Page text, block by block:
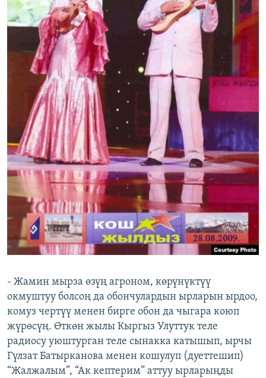
- Жамин мырза өзүң агроном, көрүнүктүү
окмуштуу болсоң да обончулардын ырларын ырдоо,
комуз чертүү менен бирге обон да чыгара коюп
жүрөсүң. Өткөн жылы Кыргыз Улуттук теле
радиосу уюштурган теле сынакка катышып, ырчы
Гүлзат Батырканова менен кошулуп (дуеттешип)
“Жалжалым”, “Ак кептерим” аттуу ырларыңды